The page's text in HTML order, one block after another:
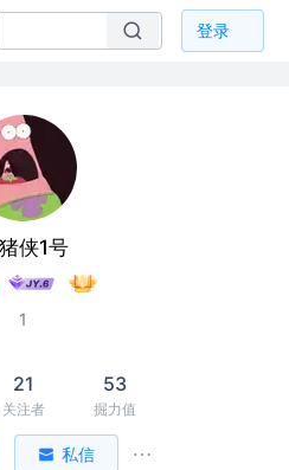
登录
侠1号
1
21
关注者
53
掘力值
私信